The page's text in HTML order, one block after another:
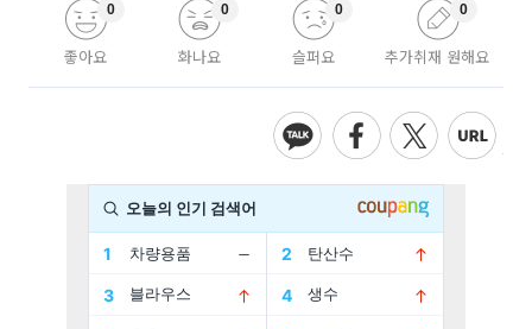
좋아요
0
화나요
0
슬퍼요
0
추가취재 원해요
0